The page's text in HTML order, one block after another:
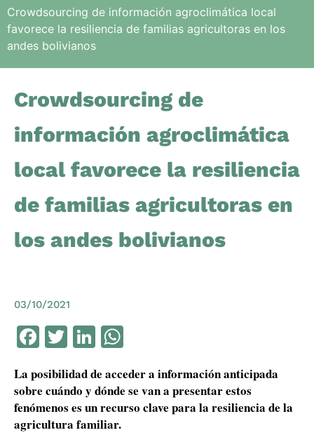
Crowdsourcing de información agroclimática local
favorece la resiliencia de familias agricultoras en los
andes bolivianos
Crowdsourcing de
información agroclimática
local favorece la resiliencia
de familias agricultoras en
los andes bolivianos
03/10/2021
Facebook
TwitterLinkedIn
La posibilidad de acceder a información anticipada
sobre cuándo y dónde se van a presentar estos
fenómenos es un recurso clave para la resiliencia de la
agricultura familiar.